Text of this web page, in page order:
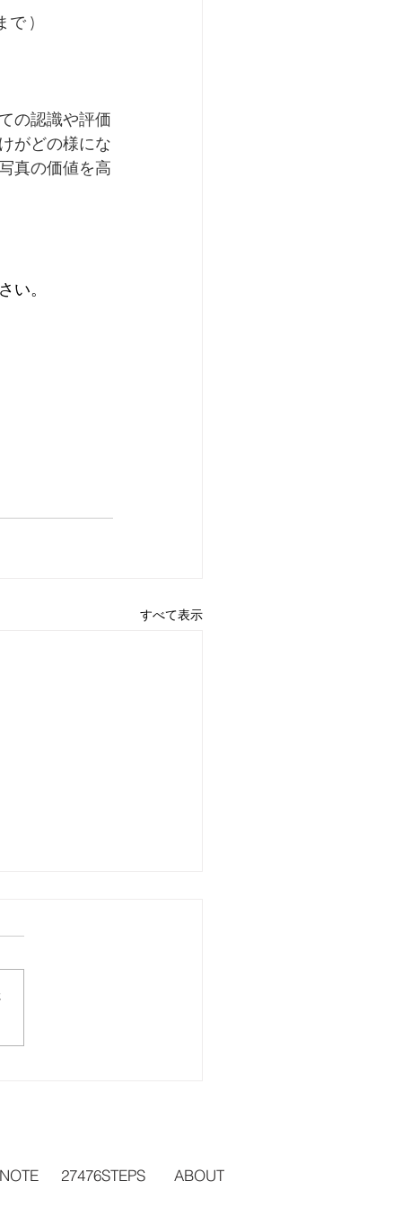
で )
の認識や評価
がどの様にな
真の価値を高
い。
すべて表示
AIMPE2025アワガミ
27476STEPS ABOUT